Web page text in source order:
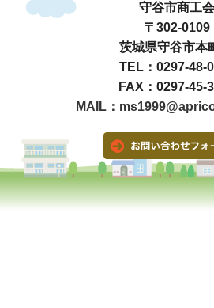
守谷市商工会
〒302-0109
茨城県守谷市本
TEL：0297-48-
FAX：0297-45-
MAIL：